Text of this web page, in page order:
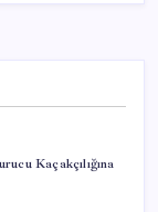
Kaçakçılığına